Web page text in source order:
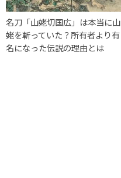
名刀「山姥切国広」は本当に山
姥を斬っていた？所有者より有
名になった伝説の理由とは